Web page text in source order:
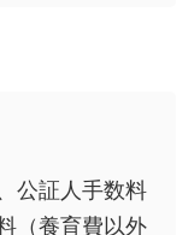
公証人手数料
（養育費以外